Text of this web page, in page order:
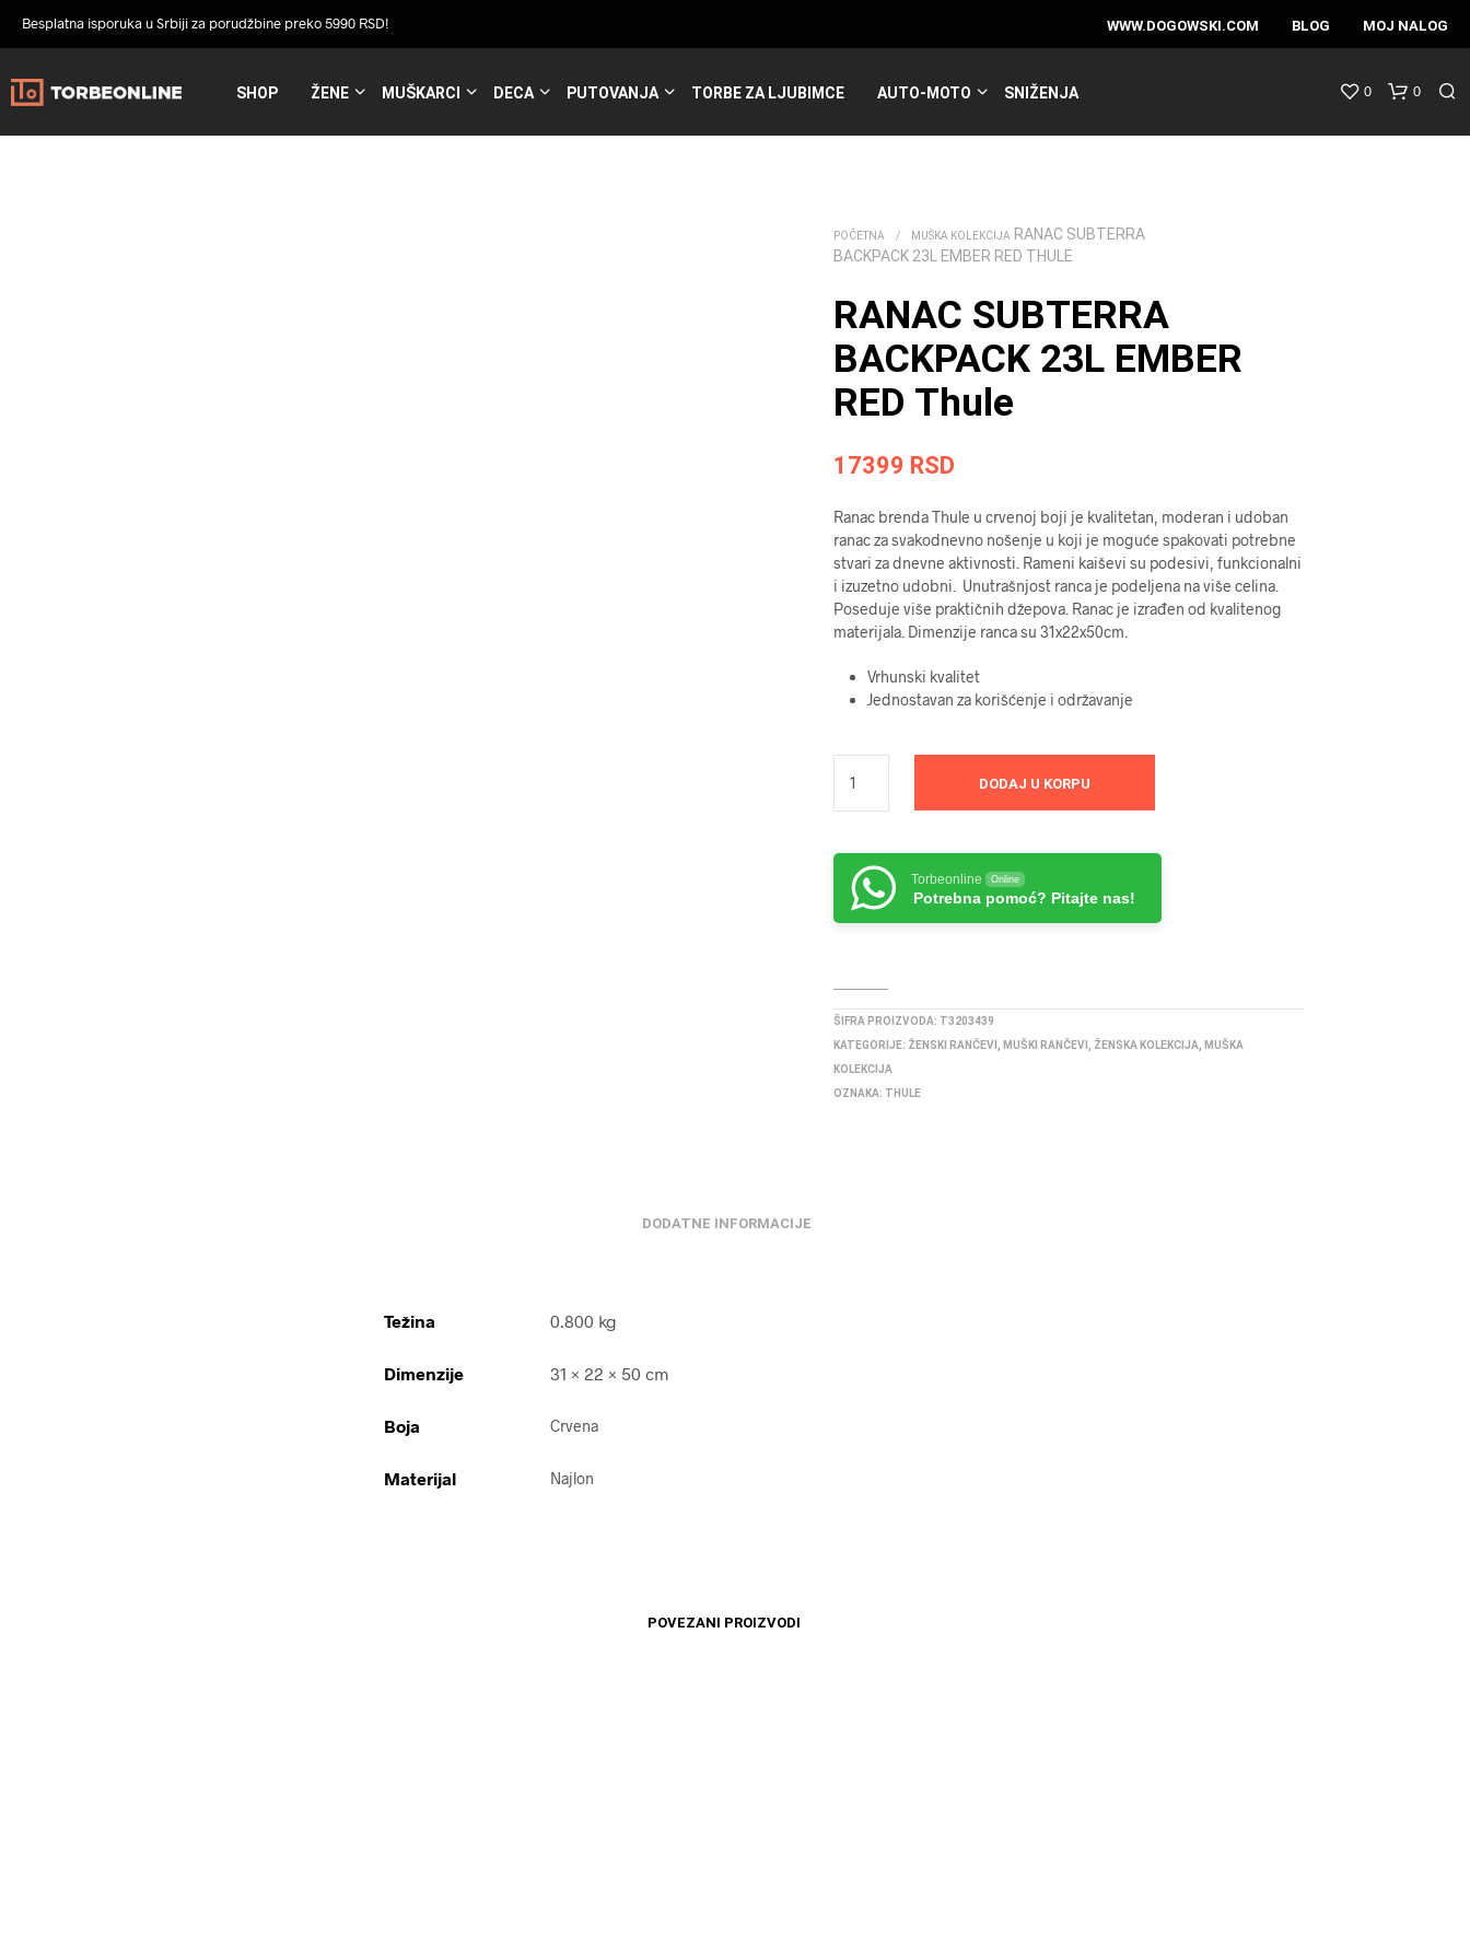
Besplatna isporuka u Srbiji za porudžbine preko 5990 RSD! WWW.DOGOWSKI.COM BLOG MOJ NALOG
SHOP ŽENE MUŠKARCI DECA PUTOVANJA TORBE ZA LJUBIMCE AUTO-MOTO SNIŽENJA 0 0
POČETNA / MUŠKA KOLEKCIJA RANAC SUBTERRA
BACKPACK 23L EMBER RED THULE
RANAC SUBTERRA
BACKPACK 23L EMBER
RED Thule
17399 RSD
Ranac brenda Thule u crvenoj boji je kvalitetan, moderan i udoban
ranac za svakodnevno nošenje u koji je moguće spakovati potrebne
stvari za dnevne aktivnosti. Rameni kaiševi su podesivi, funkcionalni
i izuzetno udobni. Unutrašnjost ranca je podeljena na više celina.
Poseduje više praktičnih džepova. Ranac je izrađen od kvalitenog
materijala. Dimenzije ranca su 31x22x50cm.
Vrhunski kvalitet
Jednostavan za korišćenje i održavanje
DODAJ U KORPU
Torbeonline Online
Potrebna pomoć? Pitajte nas!
ŠIFRA PROIZVODA: T3203439
KATEGORIJE: ŽENSKI RANČEVI MUŠKI RANČEVI ŽENSKA KOLEKCIJA
MUŠKA
KOLEKCIJA
OZNAKA: THULE
DODATNE INFORMACIJE
Težina 0.800 kg
Dimenzije 31 × 22 × 50 cm
Boja Crvena
Materijal Najlon
POVEZANI PROIZVODI